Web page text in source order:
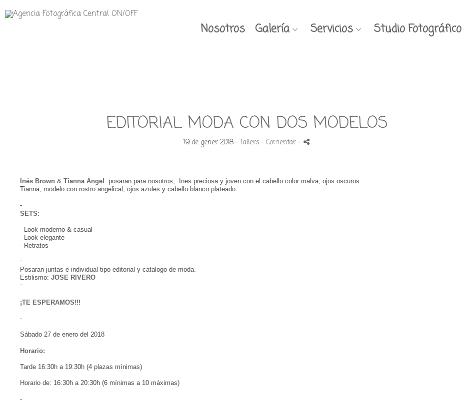
Nosotros Galería Servicios Studio Fotográfico
EDITORIAL MODA CON DOS MODELOS
19 de gener 2018 -Tallers- Comentar-
Inés Brown & Tianna Angel
posaran para nosotros, Ines preciosa y joven con el cabello color malva, ojos oscuros
Tianna, modelo con rostro angelical, ojos azules y cabello blanco plateado.
-
SETS:
- Look moderno & casual
- Look elegante
- Retratos
-
Posaran juntas e individual tipo editorial y catalogo de moda.
Estilismo: JOSE RIVERO
-
¡TE ESPERAMOS!!!
-
Sábado 27 de enero del 2018
Horario:
Tarde 16:30h a 19:30h (4 plazas mínimas)
Horario de: 16:30h a 20:30h (6 mínimas a 10 máximas)
-